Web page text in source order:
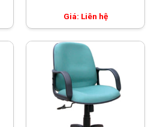
Giá: Liên hệ